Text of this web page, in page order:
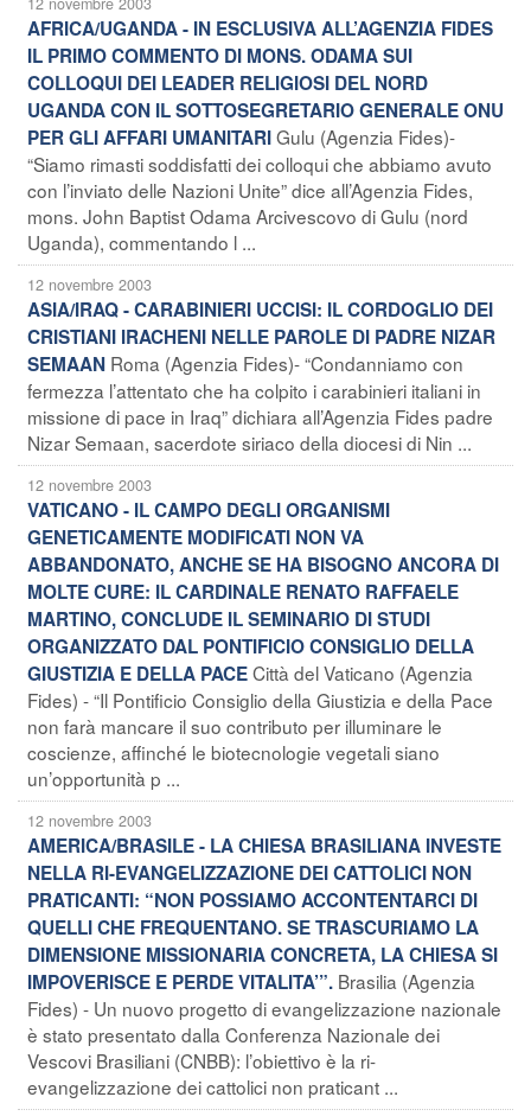
AFRICA/UGANDA - IN ESCLUSIVA ALL’AGENZIA FIDES
IL PRIMO COMMENTO DI MONS. ODAMA SUI
COLLOQUI DEI LEADER RELIGIOSI DEL NORD
UGANDA CON IL SOTTOSEGRETARIO GENERALE ONU
PER GLI AFFARI UMANITARIGulu (Agenzia Fides)-
“Siamo rimasti soddisfatti dei colloqui che abbiamo avuto
con l’inviato delle Nazioni Unite” dice all’Agenzia Fides,
mons. John Baptist Odama Arcivescovo di Gulu (nord
Uganda), commentando l ...
12 novembre 2003
ASIA/IRAQ - CARABINIERI UCCISI: IL CORDOGLIO DEI
CRISTIANI IRACHENI NELLE PAROLE DI PADRE NIZAR
SEMAAN Roma (Agenzia Fides)- “Condanniamo con
fermezza l’attentato che ha colpito i carabinieri italiani in
missione di pace in Iraq” dichiara all’Agenzia Fides padre
Nizar Semaan, sacerdote siriaco della diocesi di Nin ...
12 novembre 2003
VATICANO - IL CAMPO DEGLI ORGANISMI
GENETICAMENTE MODIFICATI NON VA
ABBANDONATO, ANCHE SE HA BISOGNO ANCORA DI
MOLTE CURE: IL CARDINALE RENATO RAFFAELE
MARTINO, CONCLUDE IL SEMINARIO DI STUDI
ORGANIZZATO DAL PONTIFICIO CONSIGLIO DELLA
GIUSTIZIA E DELLA PACECittà del Vaticano (Agenzia
Fides) - “Il Pontificio Consiglio della Giustizia e della Pace
non farà mancare il suo contributo per illuminare le
coscienze, affinché le biotecnologie vegetali siano
un’opportunità p ...
12 novembre 2003
AMERICA/BRASILE - LA CHIESA BRASILIANA INVESTE
NELLA RI-EVANGELIZZAZIONE DEI CATTOLICI NON
PRATICANTI: “NON POSSIAMO ACCONTENTARCI DI
QUELLI CHE FREQUENTANO. SE TRASCURIAMO LA
DIMENSIONE MISSIONARIA CONCRETA, LA CHIESA SI
IMPOVERISCE E PERDE VITALITA’”. Brasilia (Agenzia
Fides) - Un nuovo progetto di evangelizzazione nazionale
è stato presentato dalla Conferenza Nazionale dei
Vescovi Brasiliani (CNBB): l’obiettivo è la ri-
evangelizzazione dei cattolici non praticant ...